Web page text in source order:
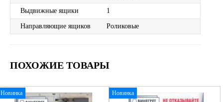
Выдвижные ящики 1
Направляющие ящиков Роликовые
ПОХОЖИЕ ТОВАРЫ
Новинка Новинка